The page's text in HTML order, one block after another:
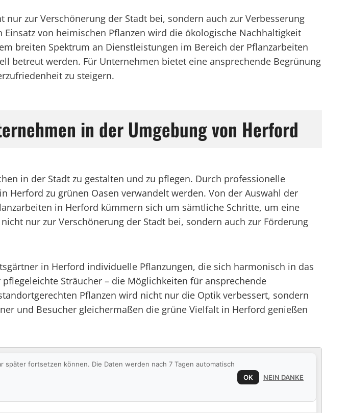
zur Verschönerung der Stadt bei, sondern auch zur Verbesserung
von heimischen Pflanzen wird die ökologische Nachhaltigkeit
breiten Spektrum an Dienstleistungen im Bereich der Pflanzarbeiten
betreut werden. Für Unternehmen bietet eine ansprechende Begrünung
zu steigern.
in der Umgebung von Herford
in der Stadt zu gestalten und zu pflegen. Durch professionelle
Herford zu grünen Oasen verwandelt werden. Von der Auswahl der
in Herford kümmern sich um sämtliche Schritte, um eine
nur zur Verschönerung der Stadt bei, sondern auch zur Förderung
in Herford individuelle Pflanzungen, die sich harmonisch in das
Sträucher – die Möglichkeiten für ansprechende
Pflanzen wird nicht nur die Optik verbessert, sondern
und Besucher gleichermaßen die grüne Vielfalt in Herford genießen
später fortsetzen können. Die Daten werden nach 7 Tagen automatisch
OK NEIN DANKE